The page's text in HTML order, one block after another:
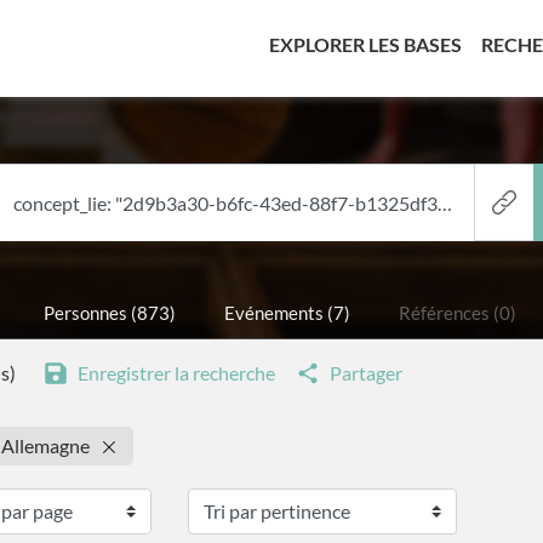
EXPLORER LES BASES
Personnes (873) Evénements (7) Références (0)
Enregistrer la recherche Partager